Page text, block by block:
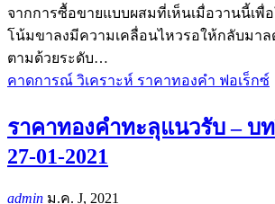
จากการซื้อขายแบบผสมที่เห็นเมื่อวานนี้เ
โน้มขาลงมีความเคลื่อนไหวรอให้กลับมาล
ตามด้วยระดับ…
คาดการณ์ วิเคราะห์ ราคาทองคำ ฟอเร็กซ์
ราคาทองคำทะลุแนวรับ – บ
27-01-2021
admin ม.ค. J, 2021